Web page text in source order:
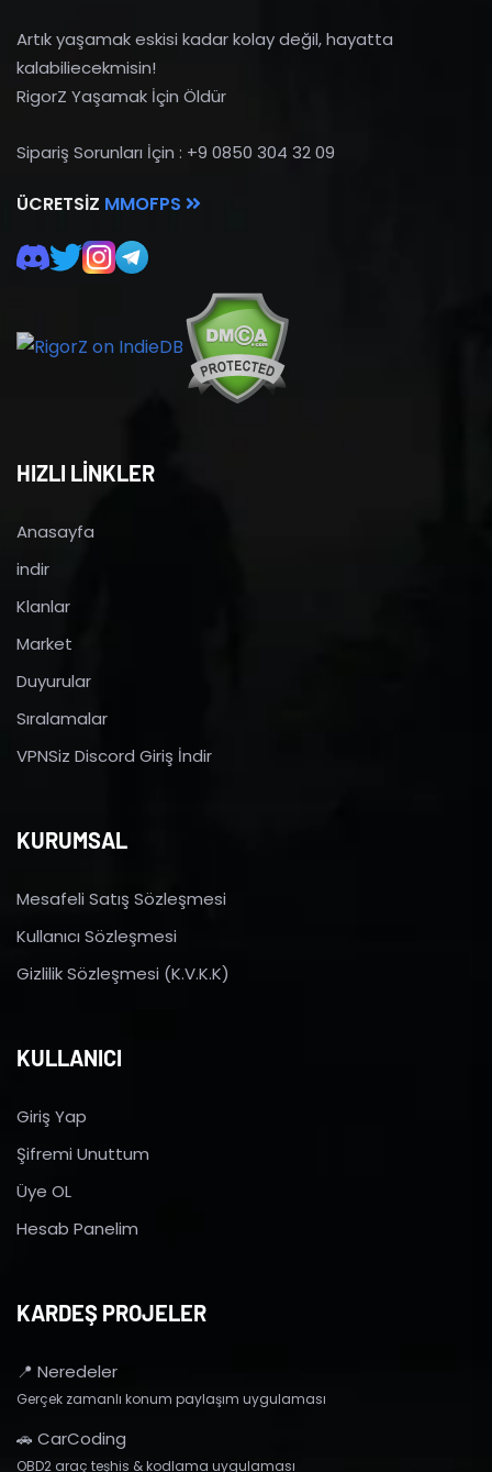
Artık yaşamak eskisi kadar kolay değil, hayatta
kalabiliecekmisin!
RigorZ Yaşamak İçin Öldür
Sipariş Sorunları İçin : +9 0850 304 32 09
ÜCRETSIZ MMOFPS
HIZLI LİNKLER
Anasayfa
indir
Klanlar
Market
Duyurular
Sıralamalar
VPNSiz Discord Giriş İndir
KURUMSAL
Mesafeli Satış Sözleşmesi
Kullanıcı Sözleşmesi
Gizlilik Sözleşmesi (K.V.K.K)
KULLANICI
Giriş Yap
Şifremi Unuttum
Üye OL
Hesab Panelim
KARDEŞ PROJELER
📍 Neredeler
Gerçek zamanlı konum paylaşım uygulaması
🚗 CarCoding
OBD2 araç teşhis & kodlama uygulaması